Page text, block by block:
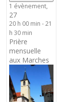
1 évènement,
27
20 h 00 min -21
h 30 min
Prière
mensuelle
aux Marches